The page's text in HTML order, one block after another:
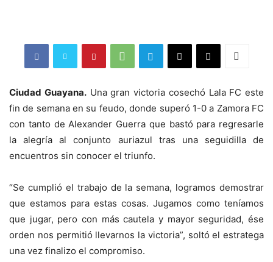
Ciudad Guayana.Una gran victoria cosechó Lala FC este
fin de semana en su feudo, donde superó 1-0 a Zamora FC
con tanto de Alexander Guerra que bastó para regresarle
la alegría al conjunto auriazul tras una seguidilla de
encuentros sin conocer el triunfo.
“Se cumplió el trabajo de la semana, logramos demostrar
que estamos para estas cosas. Jugamos como teníamos
que jugar, pero con más cautela y mayor seguridad, ése
orden nos permitió llevarnos la victoria”, soltó el estratega
una vez finalizo el compromiso.